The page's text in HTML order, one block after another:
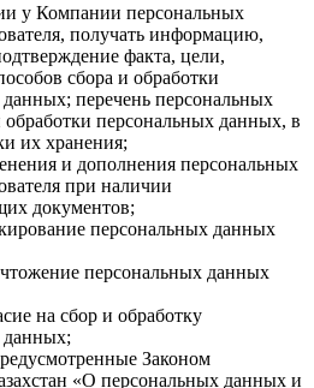
у Компании персональных
получать информацию,
факта, цели,
сбора и обработки
перечень персональных
персональных данных, в
их хранения;
и дополнения персональных
при наличии
документов;
персональных данных
персональных данных
на сбор и обработку
данных;
Законом
«О персональных данных и